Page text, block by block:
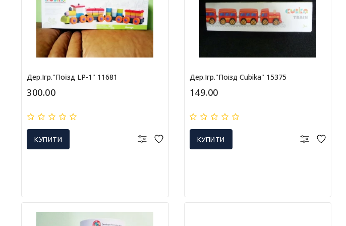
Дер.ігр."Поїзд LP-1" 11681
300.00
КУПИТИ
Дер.ігр."Поізд Cubika" 15375
149.00
КУПИТИ